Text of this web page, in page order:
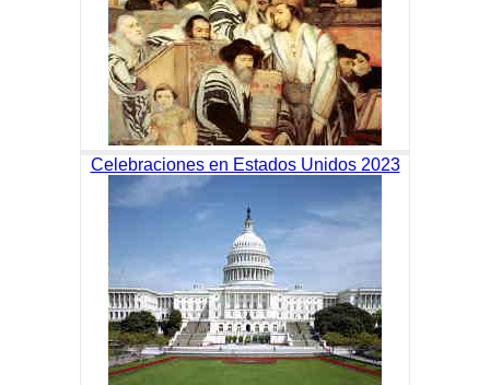
Celebraciones en Estados Unidos 2023